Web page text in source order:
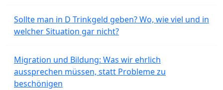
Sollte man in D Trinkgeld geben? Wo, wie viel und in
welcher Situation gar nicht?
Migration und Bildung: Was wir ehrlich
aussprechen müssen, statt Probleme zu
beschönigen